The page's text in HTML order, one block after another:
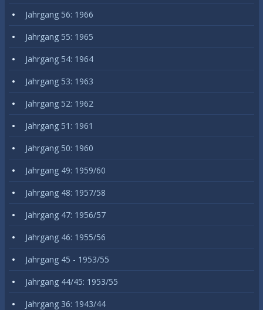
Jahrgang 56: 1966
Jahrgang 55: 1965
Jahrgang 54: 1964
Jahrgang 53: 1963
Jahrgang 52: 1962
Jahrgang 51: 1961
Jahrgang 50: 1960
Jahrgang 49: 1959/60
Jahrgang 48: 1957/58
Jahrgang 47: 1956/57
Jahrgang 46: 1955/56
Jahrgang 45 - 1953/55
Jahrgang 44/45: 1953/55
Jahrgang 36: 1943/44